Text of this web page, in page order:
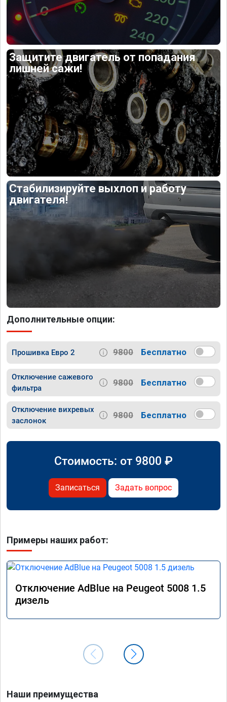
Защитите двигатель от попадания
лишней сажи!
Стабилизируйте выхлоп и работу
двигателя!
Дополнительные опции:
Прошивка Евро 2 9800 Бесплатно
Отключение сажевого
фильтра
9800 Бесплатно
Отключение вихревых
заслонок
9800 Бесплатно
Стоимость: от 9800 ₽
Записаться Задать вопрос
Примеры наших работ:
Отключение AdBlue на Peugeot 5008 1.5
дизель
Наши преимущества